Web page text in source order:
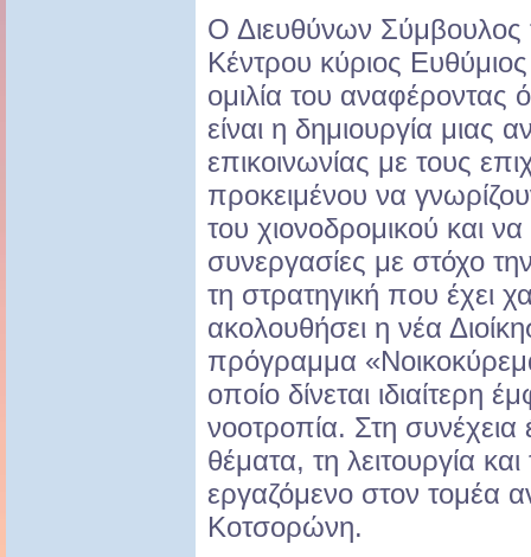
Ο Διευθύνων Σύμβουλος
Κέντρου κύριος
ομιλία του αναφέροντας
είναι η δημιουργία μιας
επικοινωνίας με τους
προκειμένου να
του χιονοδρομικού και
συνεργασίες με στόχο
τη στρατηγική που έχει
ακολουθήσει η νέα
πρόγραμμα
οποίο δίνεται ιδιαίτερη
νοοτροπία. Στη συνέχεια
θέματα, τη λειτουργία
εργαζόμενο στον τομέα
Κοτσορώνη.